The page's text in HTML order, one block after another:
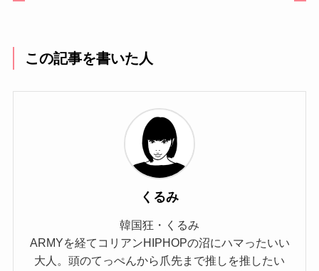
この記事を書いた人
くるみ
韓国狂・くるみ
ARMYを経てコリアンHIPHOPの沼にハマったいい
大人。頭のてっぺんから爪先まで推しを推したい